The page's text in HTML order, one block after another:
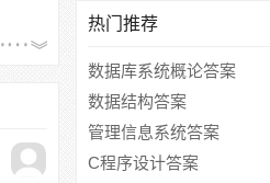
热门推荐
数据库系统概论答案
数据结构答案
管理信息系统答案
C程序设计答案